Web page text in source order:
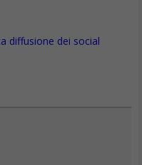
diffusione dei social